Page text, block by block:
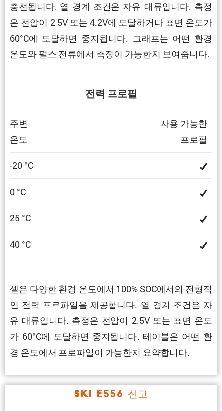
충전됩니다. 열 경계 조건은 자유 대류입니다. 측정
은 전압이 2.5V 또는 4.2V에 도달하거나 표면 온도가
60°C에 도달하면 중지됩니다. 그래프는 어떤 환경
온도와 펄스 전류에서 측정이 가능한지 보여줍니다.
전력 프로필
주변
온도
사용 가능한
프로필
-20 °C
0 °C
25 °C
40 °C
셀은 다양한 환경 온도에서 100% SOC에서의 전형적
인 전력 프로파일을 제공합니다. 열 경계 조건은 자
유 대류입니다. 측정은 전압이 2.5V 또는 표면 온도
가 60°C에 도달하면 중지됩니다. 테이블은 어떤 환
경 온도에서 프로파일이 가능한지 요약합니다.
SKI E556 신고